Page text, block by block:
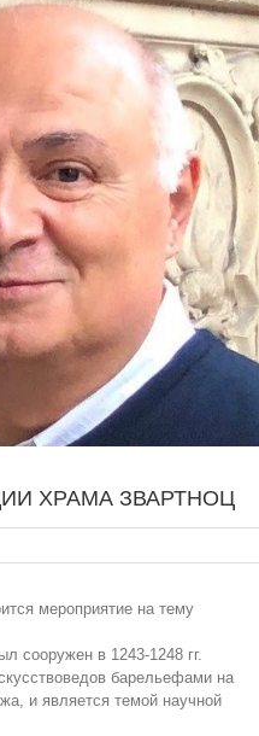
ХРАМА ЗВАРТНОЦ
мероприятие на тему
сооружен в 1243-1248 гг.
барельефами на
и является темой научной